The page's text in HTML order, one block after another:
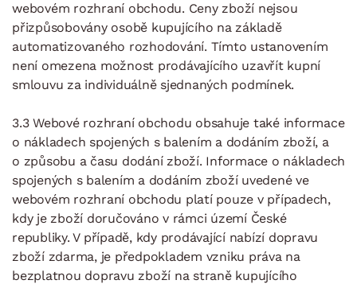
webovém rozhraní obchodu. Ceny zboží nejsou
přizpůsobovány osobě kupujícího na základě
automatizovaného rozhodování. Tímto ustanovením
není omezena možnost prodávajícího uzavřít kupní
smlouvu za individuálně sjednaných podmínek.
3.3 Webové rozhraní obchodu obsahuje také informace
o nákladech spojených s balením a dodáním zboží, a
o způsobu a času dodání zboží. Informace o nákladech
spojených s balením a dodáním zboží uvedené ve
webovém rozhraní obchodu platí pouze v případech,
kdy je zboží doručováno v rámci území České
republiky. V případě, kdy prodávající nabízí dopravu
zboží zdarma, je předpokladem vzniku práva na
bezplatnou dopravu zboží na straně kupujícího